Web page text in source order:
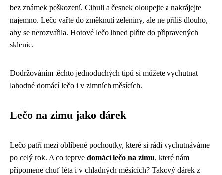
bez známek poškození. Cibuli a česnek oloupejte a nakrájejte
najemno. Lečo vařte do změknutí zeleniny, ale ne příliš dlouho,
aby se nerozvařila. Hotové lečo ihned plňte do připravených
sklenic.
Dodržováním těchto jednoduchých tipů si můžete vychutnat
lahodné domácí lečo i v zimních měsících.
Lečo na zimu jako dárek
Lečo patří mezi oblíbené pochoutky, které si rádi vychutnáváme
po celý rok. A co teprve domácí lečo na zimu, které nám
připomene chuť léta i v chladných měsících? Takový dárek z